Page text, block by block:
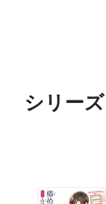
シリーズ